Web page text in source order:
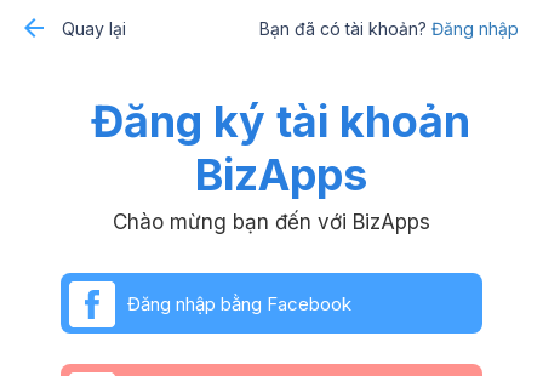
Quay lại Bạn đã có tài khoản? Đăng nhập
Đăng ký tài khoản
BizApps
Chào mừng bạn đến với BizApps
Đăng nhập bằng Facebook